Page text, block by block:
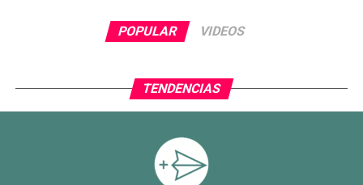
POPULAR VIDEOS
TENDENCIAS